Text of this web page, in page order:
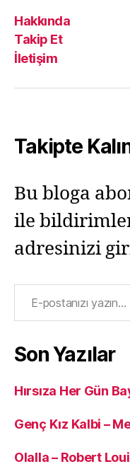
Hakkında
Takip Et
İletişim
Takipte
Bu bloga
ile
adresinizi
E-postanızı yazın…
Son Yazılar
Hırsıza Her Gün
Genç Kız Kalbi –
Olalla – Robert